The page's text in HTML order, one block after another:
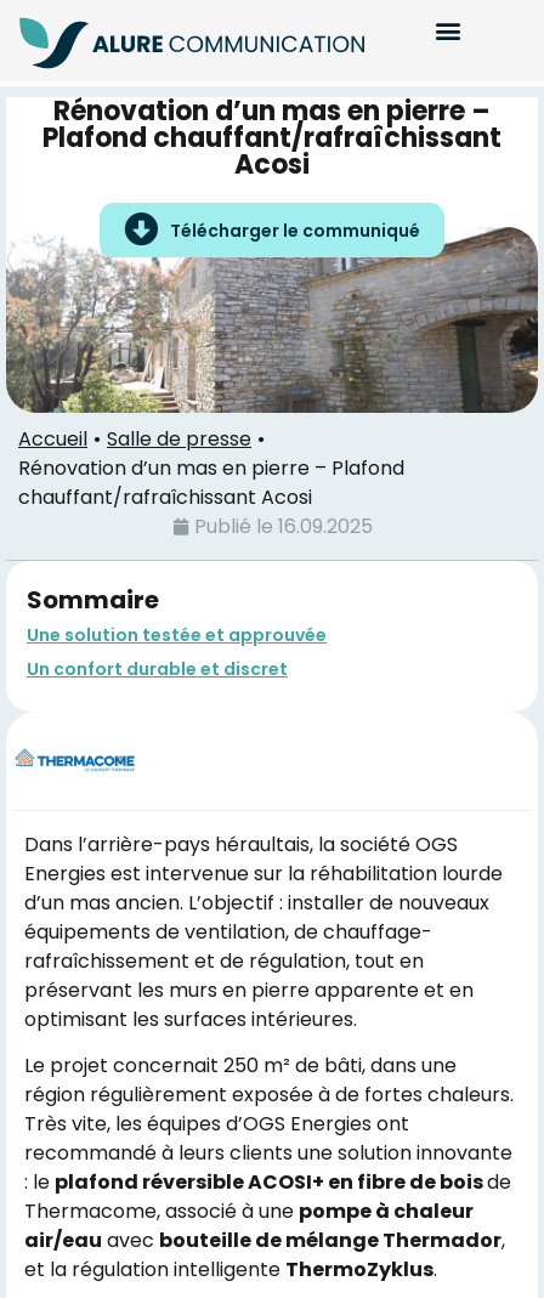
Rénovation d’un mas en pierre –
Plafond chauffant/rafraîchissant
Acosi
Télécharger le communiqué
Accueil
Salle de presse
Rénovation d’un mas en pierre – Plafond
chauffant/rafraîchissant Acosi
Publié le 16.09.2025
Sommaire
Une solution testée et approuvée
Un confort durable et discret
Dans l’arrière-pays héraultais, la société OGS
Energies est intervenue sur la réhabilitation lourde
d’un mas ancien. L’objectif : installer de nouveaux
équipements de ventilation, de chauffage-
rafraîchissement et de régulation, tout en
préservant les murs en pierre apparente et en
optimisant les surfaces intérieures.
Le projet concernait 250 m² de bâti, dans une
région régulièrement exposée à de fortes chaleurs.
Très vite, les équipes d’OGS Energies ont
recommandé à leurs clients une solution innovante
: le plafond réversible ACOSI+ en fibre de boisde
Thermacome, associé à une pompe à chaleur
air/eau avec bouteille de mélange Thermador,
et la régulation intelligente ThermoZyklus.